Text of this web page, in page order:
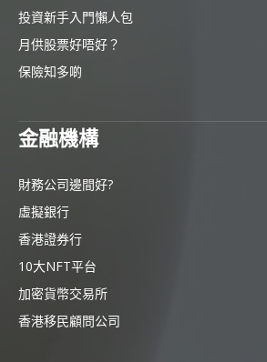
投資新手入門懶人包
月供股票好唔好？
保險知多啲
金融機構
財務公司邊間好?
虛擬銀行
香港證券行
10大NFT平台
加密貨幣交易所
香港移民顧問公司